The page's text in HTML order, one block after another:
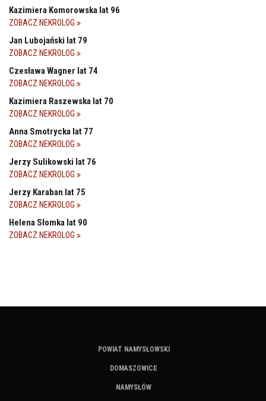
Kazimiera Komorowska lat 96
ZOBACZ NEKROLOG
Jan Lubojański lat 79
ZOBACZ NEKROLOG
Czesława Wagner lat 74
ZOBACZ NEKROLOG
Kazimiera Raszewska lat 70
ZOBACZ NEKROLOG
Anna Smotrycka lat 77
ZOBACZ NEKROLOG
Jerzy Sulikowski lat 76
ZOBACZ NEKROLOG
Jerzy Karaban lat 75
ZOBACZ NEKROLOG
Helena Słomka lat 90
ZOBACZ NEKROLOG
POWIAT NAMYSŁOWSKI
DOMASZOWICE
NAMYSŁÓW